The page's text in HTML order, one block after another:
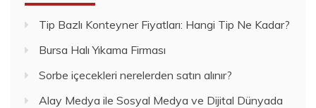
Tip Bazlı Konteyner Fiyatları: Hangi Tip Ne Kadar?
Bursa Halı Yıkama Firması
Sorbe içecekleri nerelerden satın alınır?
Alay Medya ile Sosyal Medya ve Dijital Dünyada